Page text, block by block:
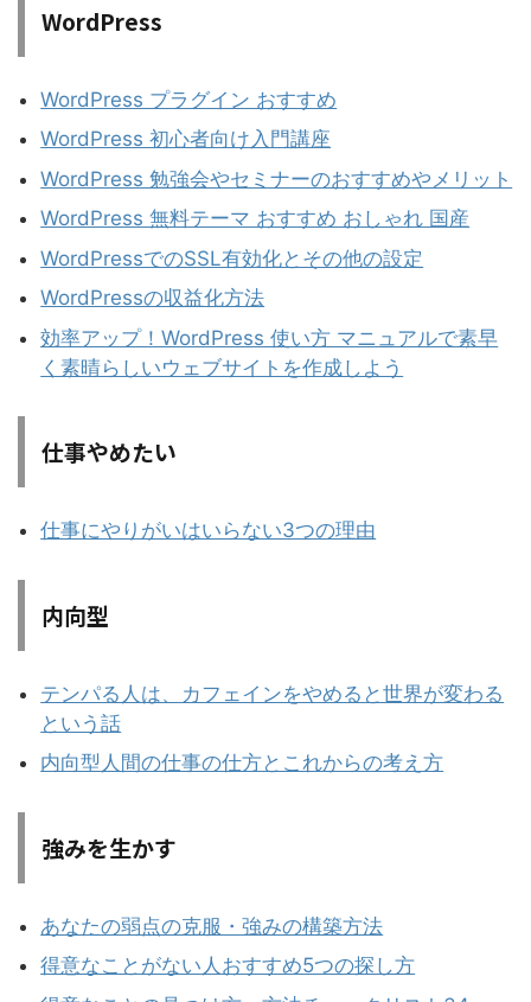
WordPress
WordPress プラグイン おすすめ
WordPress 初心者向け入門講座
WordPress 勉強会やセミナーのおすすめやメリット
WordPress 無料テーマ おすすめ おしゃれ 国産
WordPressでのSSL有効化とその他の設定
WordPressの収益化方法
効率アップ！WordPress 使い方 マニュアルで素早
く素晴らしいウェブサイトを作成しよう
仕事やめたい
仕事にやりがいはいらない3つの理由
内向型
テンパる人は、カフェインをやめると世界が変わる
という話
内向型人間の仕事の仕方とこれからの考え方
強みを生かす
あなたの弱点の克服・強みの構築方法
得意なことがない人おすすめ5つの探し方